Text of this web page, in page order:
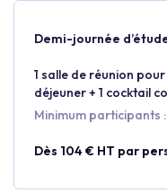
Demi-journée
1 salle de réunion
déjeuner + 1 cocktail
Minimum participants :
Dès 104 € HT par